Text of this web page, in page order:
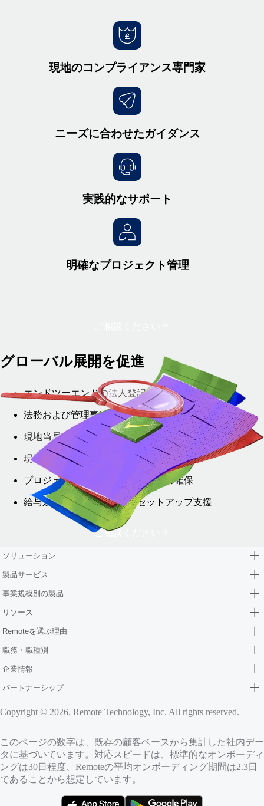
現地のコンプライアンス専門家
ニーズに合わせたガイダンス
実践的なサポート
明確なプロジェクト管理
グローバル展開を促進
エンドツーエンドの法人登記と設立
法務および管理事務の処理
現地当局との調整
現地での法人銀行口座開設のサポート
プロジェクト全体の管理と透明性の確保
給与処理と人事システムのセットアップ支援
ご相談ください
ソリューション
製品サービス
事業規模別の製品
リソース
Remoteを選ぶ理由
職務・職種別
企業情報
パートナーシップ
Copyright © 2026. Remote Technology, Inc. All rights reserved.
このページの数字は、既存の顧客ベースから集計した社内デー
タに基づいています。対応スピードは、標準的なオンボーディ
ングは30日程度、Remoteの平均オンボーディング期間は2.3日
であることから想定しています。